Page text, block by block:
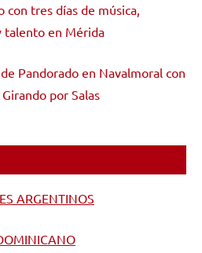
con tres días de música,
talento en Mérida
Pandorado en Navalmoral con
por Salas
ARGENTINOS